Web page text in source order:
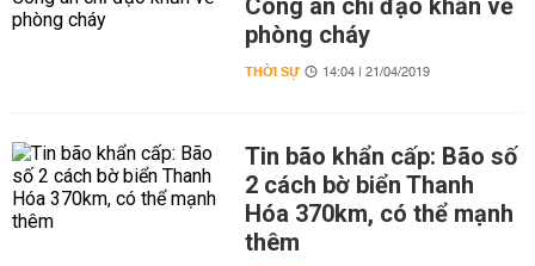
Công an chỉ đạo khẩn về
phòng cháy
THỜI SỰ 14:04 | 21/04/2019
Tin bão khẩn cấp: Bão số
2 cách bờ biển Thanh
Hóa 370km, có thể mạnh
thêm